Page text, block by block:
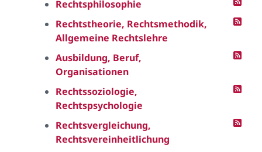
Rechtsphilosophie
Rechtstheorie, Rechtsmethodik,
Allgemeine Rechtslehre
Ausbildung, Beruf,
Organisationen
Rechtssoziologie,
Rechtspsychologie
Rechtsvergleichung,
Rechtsvereinheitlichung